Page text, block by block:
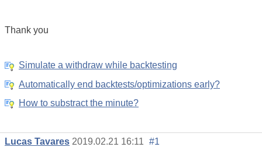
Thank you
Simulate a withdraw while backtesting
Automatically end backtests/optimizations early?
How to substract the minute?
Lucas Tavares 2019.02.21 16:11 #1